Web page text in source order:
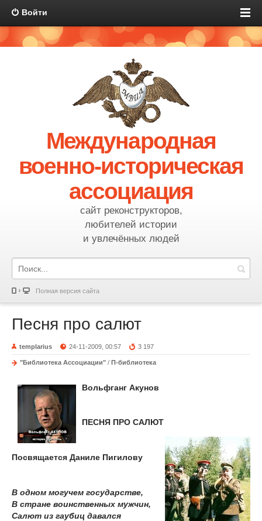
Войти
Международная
военно-историческая
ассоциация
сайт реконструкторов,
любителей истории
и увлечённых людей
Полная версия сайта
Песня про салют
templarius 24-11-2009, 00:57 3 197
"Библиотека Ассоциации" / П-библиотека
Вольфганг Акунов
ПЕСНЯ ПРО САЛЮТ
Посвящается Даниле Пигилову
В одном могучем государстве,
В стране воинственных мужчин,
Салют из гаубиц давался